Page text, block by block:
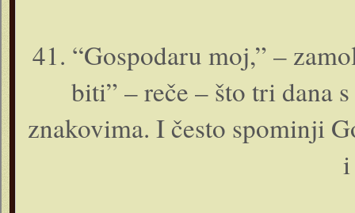
41. “Gospodaru moj,” –
biti” – reče – što tri dana
znakovima. I često spominji
i